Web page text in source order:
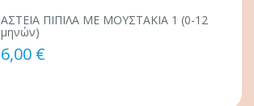
ΑΣΤΕΙΑ ΠΙΠΙΛΑ ΜΕ ΜΟΥΣΤΑΚΙΑ 1 (0-12
μηνών)
6,00 €